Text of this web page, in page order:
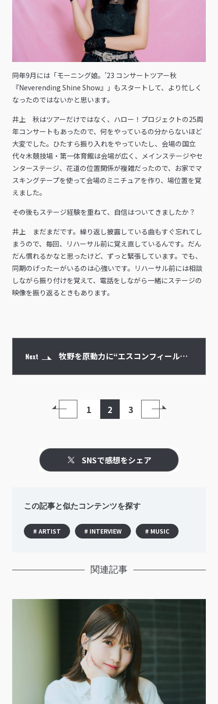
――同年9月には「モーニング娘。’23 コンサートツアー秋
『Neverending Shine Show』」もスタートして、より忙しく
なったのではないかと思います。
井上 秋はツアーだけではなく、ハロー！プロジェクトの25周
年コンサートもあったので、何をやっているの分からないほど
大変でした。ひたすら振り入れをやっていたし、会場の国立
代々木競技場・第一体育館は会場が広く、メインステージやセ
ンターステージ、花道の位置関係が複雑だったので、お家でマ
スキングテープを使って会場のミニチュアを作り、場位置を覚
えました。
――その後もステージ経験を重ねて、自信はついてきましたか？
井上 まだまだです。繰り返し披露している曲もすぐ忘れてし
まうので、毎回、リハーサル前に覚え直しているんです。だん
だん慣れるかなと思ったけど、ずっと緊張しています。でも、
同期のげったーがいるのは心強いです。リハーサル前には相談
しながら振り付けを覚えて、電話をしながら一緒にステージの
映像を振り返るときもあります。
Next 牧野を原動力に“エスコンフィール
1 2 3
SNSで感想をシェア
この記事と似たコンテンツを探す
# ARTIST # INTERVIEW # MUSIC
関連記事